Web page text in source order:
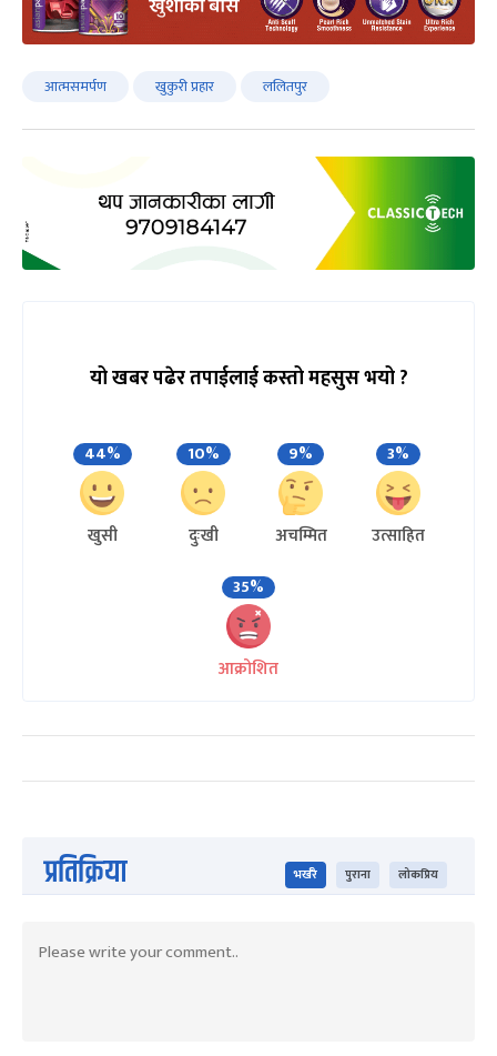
आत्मसमर्पण खुकुरी प्रहार ललितपुर
यो खबर पढेर तपाईलाई कस्तो महसुस भयो ?
44%
खुसी
10%
दुःखी
9%
अचम्मित
3%
उत्साहित
35%
आक्रोशित
प्रतिक्रिया भर्खरै पुराना लोकप्रिय